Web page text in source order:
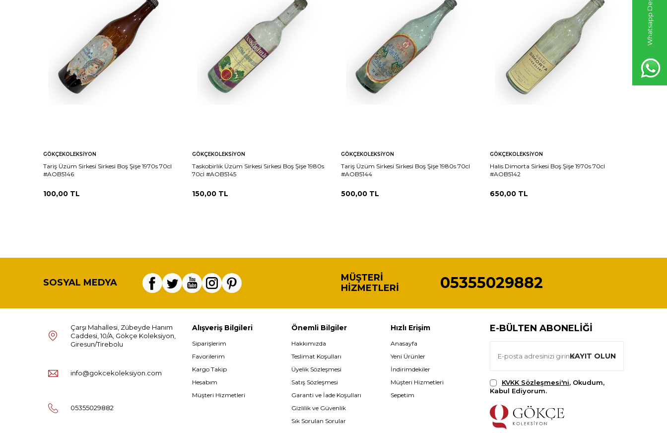
GÖKÇEKOLEKSIYON
Tariş Üzüm Sirkesi Sirkesi Boş Şişe 1970s 70cl
#AOB5146
100,00 TL
GÖKÇEKOLEKSIYON
Taskobirlik Üzüm Sirkesi Sirkesi Boş Şişe 1980s
70cl #AOB5145
150,00 TL
GÖKÇEKOLEKSIYON
Tariş Üzüm Sirkesi Sirkesi Boş Şişe 1980s 70cl
#AOB5144
500,00 TL
GÖKÇEKOLEKSIYON
Halis Dimorta Sirkesi Boş Şişe 1970s 70cl
#AOB5142
650,00 TL
SOSYAL MEDYA
MÜŞTERI
HIZMETLERI
05355029882
Çarşı Mahallesi, Zübeyde Hanım
Caddesi, 10/A, Gökçe Koleksiyon,
Giresun/Tirebolu
info@gokcekoleksiyon.com
05355029882
Alışveriş Bilgileri
Siparişlerim
Favorilerim
Kargo Takip
Hesabım
Müşteri Hizmetleri
Önemli Bilgiler
Hakkımızda
Teslimat Koşulları
Üyelik Sözleşmesi
Satış Sözleşmesi
Garanti ve İade Koşulları
Gizlilik ve Güvenlik
Sık Sorulan Sorular
Hızlı Erişim
Anasayfa
Yeni Ürünler
İndirimdekiler
Müşteri Hizmetleri
Sepetim
E-BÜLTEN ABONELIĞI
KAYIT OLUN
KVKK Sözleşmesi'ni, Okudum,
Kabul Ediyorum.